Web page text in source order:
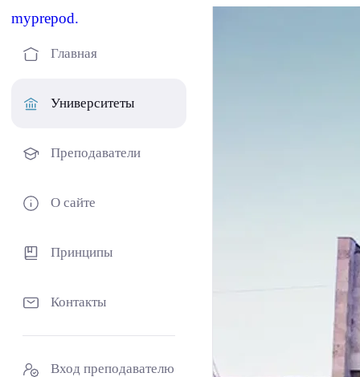
myprepod.
Главная
Университеты
Преподаватели
О сайте
Принципы
Контакты
Вход преподавателю